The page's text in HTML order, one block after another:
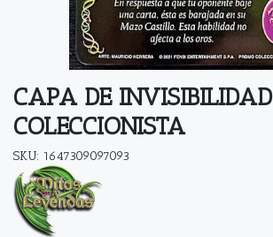
CAPA DE INVISIBILIDAD
COLECCIONISTA
SKU: 1647309097093